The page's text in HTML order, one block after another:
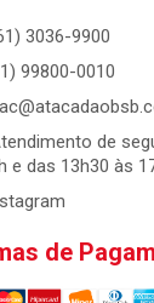
3036-9900
99800-0010
de
e das 13h30 às
de